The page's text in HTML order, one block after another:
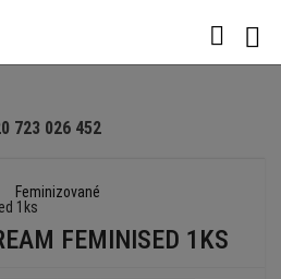
723 026 452
Feminizované
1ks
FEMINISED 1KS